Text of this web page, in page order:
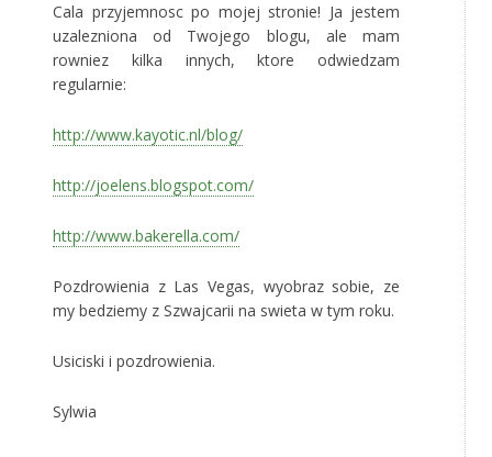
Cala przyjemnosc po mojej stronie! Ja jestem
uzalezniona od Twojego blogu, ale mam
rowniez kilka innych, ktore odwiedzam
regularnie:
http://www.kayotic.nl/blog/
http://joelens.blogspot.com/
http://www.bakerella.com/
Pozdrowienia z Las Vegas, wyobraz sobie, ze
my bedziemy z Szwajcarii na swieta w tym roku.
Usiciski i pozdrowienia.
Sylwia